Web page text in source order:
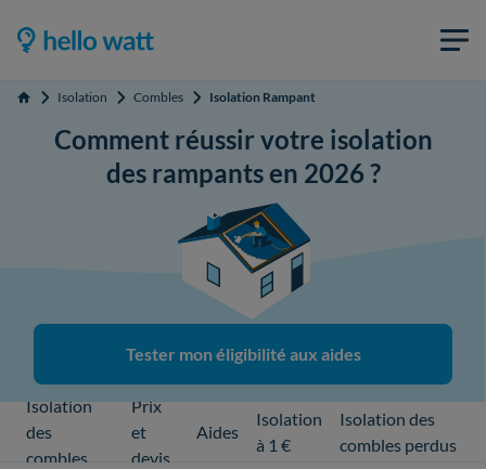
Accueil Isolation Combles Isolation Rampant
Comment réussir votre isolation
des rampants en 2026 ?
Tester mon éligibilité aux aides
Isolation
des
combles
Prix
et
devis
Aides
Isolation
à 1 €
Isolation des
combles perdus